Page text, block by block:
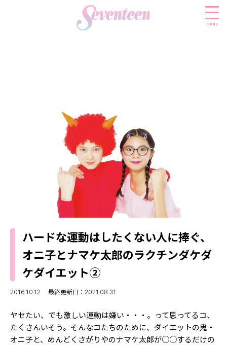
menu
ファッションニュース
ビューティニュース
トレンドメイク
ベストコスメ
ヘアアレンジ・ヘアケア
スキンケア
ボディケア
スクールニュース
制服コーデ
学校ヘアメイク
勉強・受験・進路
ENTERTAINMENT
エンタメニュース
なにわ男子
LIFESTYLE
ライフスタイルニュース
JKランキング・アワード
モデルの購入品
おでかけ
お悩み相談
JK TREND
MODELS
MODEL'S BLOG
TikTok
Instagram
YouTube
FORTUNE
ハードな運動はしたくない人に捧ぐ、
オニ子とナマケ太郎のラクチンダケダ
ケダイエット②
2016.10.12 最終更新日：2021.08.31
ヤセたい、でも激しい運動は嫌い・・・。って思ってるコ、
たくさんいそう。そんなコたちのために、ダイエットの鬼・
オニ子と、めんどくさがりやのナマケ太郎が○○するだけの